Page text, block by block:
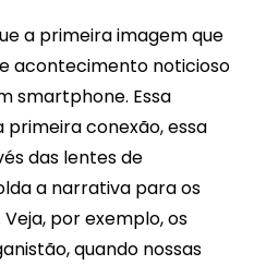
a primeira imagem que
acontecimento noticioso
smartphone. Essa
primeira conexão, essa
das lentes de
a narrativa para os
por exemplo, os
quando nossas